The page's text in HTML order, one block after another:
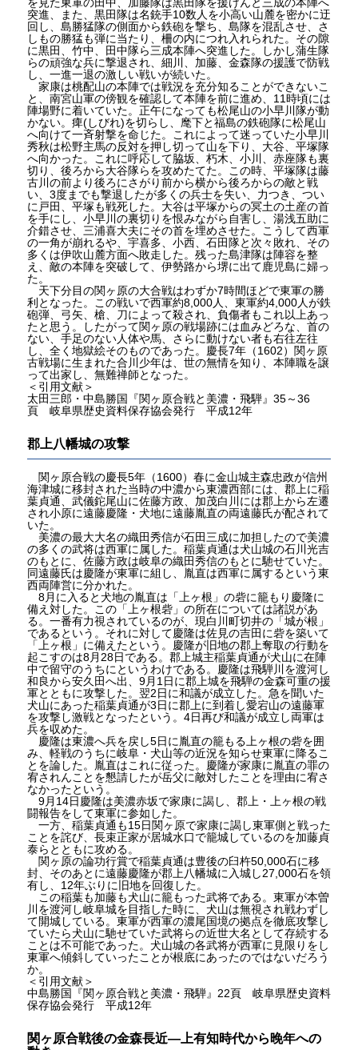
突進、また、黒田隊は名銃手10数人を小高い山麓を密かに迂
回し、島勝猛隊の側面から鉄砲を撃ち、島隊を混乱させ、さ
しもの勝猛も弾に当たり、柵の内につれ入れられた。その隙
に黒田、竹中、田中隊ら三成本陣へ突進した。しかし蒲生隊
らの頑強な兵に撃退され、細川、加藤、金森隊の援護で防戦
し、一進一退の激しい戦いが続いた。
家康は桃配山の本陣では戦況を充分知ることができないこ
と、南宮山軍の傍観を確認して本陣を前に進め、11時頃には
陣場野に着いていた。正午になっても松尾山の小早川隊が動
かない。痺(しびれ)を切らし、麾下と福島の鉄砲隊に松尾山
へ向けて一斉射撃を命じた。これによって迷っていた小早川
秀秋は松野主馬の反対を押し切って山を下り、大谷、平塚隊
へ向かった。これに呼応して脇坂、朽木、小川、赤座隊も裏
切り、後ろから大谷隊らを攻めたてた。この時、平塚隊は藤
古川の前より後ろにさがり前から横から後ろからの敵と戦
い、3度までも撃退したが多くの兵士を失い、力つき、つい
に戸田、平塚も戦死した。大谷は平塚からの冥土の土産の首
を手にし、小早川の裏切りを恨みながら自害し、湯浅五助に
介錯させ、三浦喜大夫にその首を埋めさせた。こうして西軍
の一角が崩れるや、宇喜多、小西、石田隊と次々敗れ、その
多くは伊吹山麓方面へ敗走した。残った島津隊は陣容を整
え、敵の本陣を突破して、伊勢路から堺に出て鹿児島に婦っ
た。
天下分目の関ヶ原の大合戦はわずか7時間ほどで東軍の勝
利となった。この戦いで西軍約8,000人、東軍約4,000人が鉄
砲弾、弓矢、槍、刀によって殺され、負傷者もこれ以上あっ
たと思う。したがって関ヶ原の戦場跡には血みどろな、首の
ない、手足のない人体や馬、さらに動けない者も右往左往
し、全く地獄絵そのものであった。慶長7年（1602）関ヶ原
古戦場に生まれた合川少年は、世の無情を知り、本陣職を譲
って出家し、無難禅師となった。
＜引用文献＞
太田三郎・中島勝国『関ヶ原合戦と美濃・飛騨』35～36
頁 岐阜県歴史資料保存協会発行 平成12年
郡上八幡城の攻撃
関ヶ原合戦の慶長5年（1600）春に金山城主森忠政が信州
海津城に移封された当時の中濃から東濃西部には、郡上に稲
葉貞通、武儀鉈尾山に佐藤方政、加茂白川には郡上から左遷
され小原に遠藤慶隆・犬地に遠藤胤直の両遠藤氏が配されて
いた。
美濃の最大大名の織田秀信が石田三成に加担したので美濃
の多くの武将は西軍に属した。稲葉貞通は犬山城の石川光吉
のもとに、佐藤方政は岐阜の織田秀信のもとに馳せていた。
同遠藤氏は慶隆が東軍に組し、胤直は西軍に属するという東
西両陣営に分かれた。
8月に入ると犬地の胤直は「上ヶ根」の砦に籠もり慶隆に
備え対した。この「上ヶ根砦」の所在については諸説があ
る。一番有力視されているのが、現白川町切井の「城が根」
であるという。それに対して慶隆は佐見の吉田に砦を築いて
「上ヶ根」に備えたという。慶隆が旧地の郡上奪取の行動を
起こすのは8月28日である。郡上城主稲葉貞通が犬山に在陣
中で留守のうちにというわけである。慶隆は飛騨川を渡河し
和良から安久田へ出、9月1日に郡上城を飛騨の金森可重の援
軍とともに攻撃した。翌2日に和議が成立した。急を聞いた
犬山にあった稲葉貞通が3日に郡上に到着し愛宕山の遠藤軍
を攻撃し激戦となったという。4日再び和議が成立し両軍は
兵を収めた。
慶隆は東濃へ兵を戻し5日に胤直の籠もる上ヶ根の砦を囲
み、軽戦のうちに岐阜・犬山等の近況を知らせ東軍に降るこ
とを論した。胤直はこれに従った。慶隆が家康に胤直の罪の
宥されんことを懇請したが岳父に敵対したことを理由に宥さ
なかったという。
9月14日慶隆は美濃赤坂で家康に謁し、郡上・上ヶ根の戦
闘報告をして東軍に参如した。
一方、稲葉貞通も15日関ヶ原で家康に謁し東軍側と戦った
ことを詫び、長束正家が居城水口で籠城しているのを加藤貞
泰らとともに攻める。
関ヶ原の論功行賞で稲葉貞通は豊後の臼杵50,000石に移
封、そのあとに遠藤慶隆が郡上八幡城に入城し27,000石を領
有し、12年ぶりに旧地を回復した。
この稲葉も加藤も犬山に籠もった武将である。東軍が本曽
川を渡河し岐阜城を目指した時に、犬山は無視され戦わずし
て開城している。東軍が西軍の濃尾国境の拠点を徹底攻撃し
ていたら犬山に馳せていた武将らの近世大名として存続する
ことは不可能であった。犬山城の各武将が西軍に見限りをし
東軍へ傾斜していったことが根底にあったのではないだろう
か。
＜引用文献＞
中島勝国『関ヶ原合戦と美濃・飛騨』22頁 岐阜県歴史資料
保存協会発行 平成12年
関ヶ原合戦後の金森長近―上有知時代から晚年への